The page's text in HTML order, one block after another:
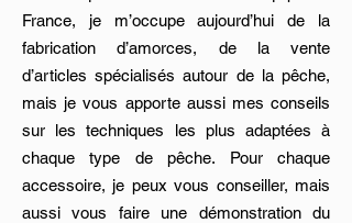
France, je m’occupe aujourd’hui de la
fabrication d’amorces, de la vente
d’articles spécialisés autour de la pêche,
mais je vous apporte aussi mes conseils
sur les techniques les plus adaptées à
chaque type de pêche. Pour chaque
accessoire, je peux vous conseiller, mais
aussi vous faire une démonstration du